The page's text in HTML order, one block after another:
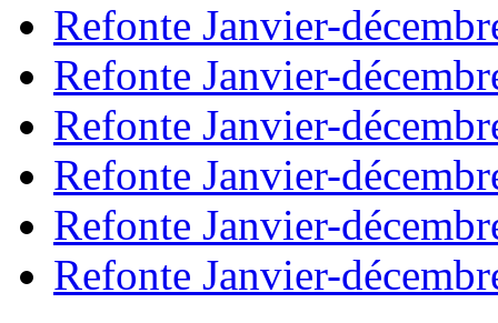
Refonte Janvier-
Refonte Janvier-
Refonte Janvier-
Refonte Janvier-
Refonte Janvier-
Refonte Janvier-